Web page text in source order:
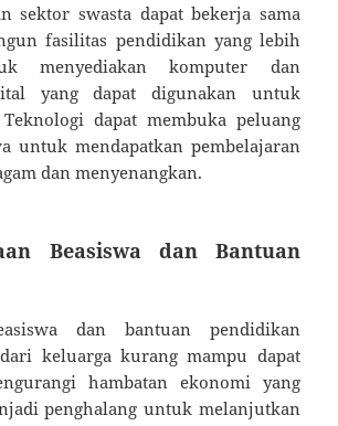
sektor swasta dapat bekerja sama
fasilitas pendidikan yang lebih
menyediakan komputer dan
yang dapat digunakan untuk
dapat membuka peluang
untuk mendapatkan pembelajaran
dan menyenangkan.
Beasiswa dan Bantuan
dan bantuan pendidikan
keluarga kurang mampu dapat
hambatan ekonomi yang
penghalang untuk melanjutkan